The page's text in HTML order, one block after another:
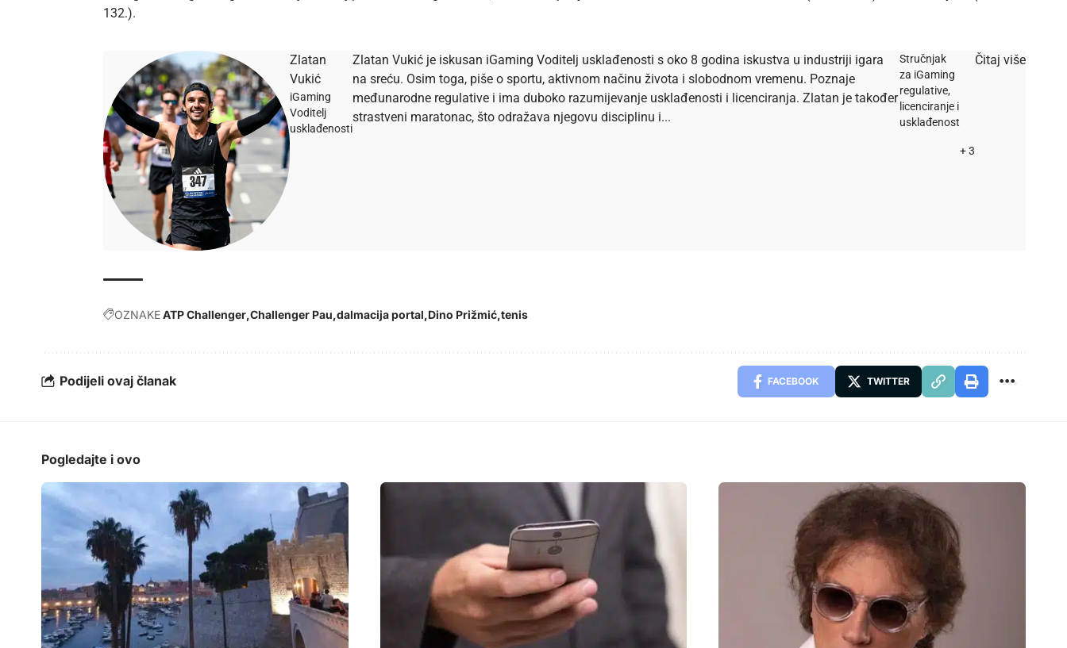
132.).
Zlatan
Vukić
iGaming
Voditelj
usklađenosti
Zlatan Vukić je iskusan iGaming Voditelj usklađenosti s oko 8 godina iskustva u industriji igara
na sreću. Osim toga, piše o sportu, aktivnom načinu života i slobodnom vremenu. Poznaje
međunarodne regulative i ima duboko razumijevanje usklađenosti i licenciranja. Zlatan je također
strastveni maratonac, što odražava njegovu disciplinu i...
Stručnjak
za iGaming
regulative,
licenciranje i
usklađenost
+ 3
Čitaj više
OZNAKEATP Challenger Challenger Pau dalmacija portal Dino Prižmić tenis
Podijeli ovaj članak FACEBOOK TWITTER
Pogledajte i ovo